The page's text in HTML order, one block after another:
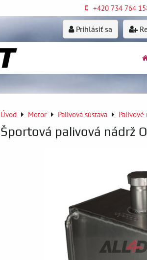
+420 734 764
Prihlásiť sa
Úvod Motor Palivová sústava Palivové
Športová palivová nádrž